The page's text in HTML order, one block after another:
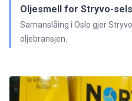
Oljesmell for Stryvo-
Samanslåing i Oslo gjer
oljebransjen.